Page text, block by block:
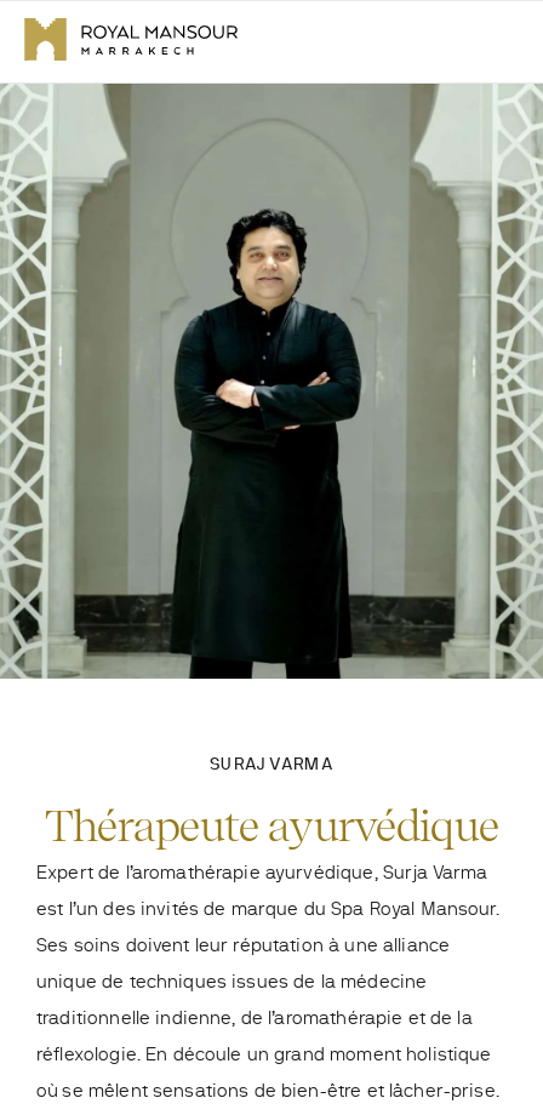
SURAJ VARMA
Thérapeute ayurvédique
Expert de l’aromathérapie ayurvédique, Surja Varma
est l’un des invités de marque du Spa Royal Mansour.
Ses soins doivent leur réputation à une alliance
unique de techniques issues de la médecine
traditionnelle indienne, de l’aromathérapie et de la
réflexologie. En découle un grand moment holistique
où se mêlent sensations de bien-être et lâcher-prise.